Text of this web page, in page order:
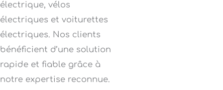
électrique, vélos
électriques et voiturettes
électriques. Nos clients
bénéficient d’une solution
rapide et fiable grâce à
notre expertise reconnue.